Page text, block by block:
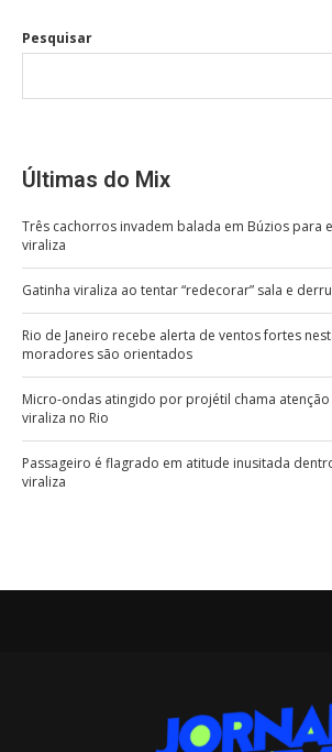
Pesquisar
Últimas do Mix
Três cachorros invadem balada em Búzios para
viraliza
Gatinha viraliza ao tentar “redecorar” sala e
Rio de Janeiro recebe alerta de ventos fortes
moradores são orientados
Micro-ondas atingido por projétil chama atenção
viraliza no Rio
Passageiro é flagrado em atitude inusitada
viraliza